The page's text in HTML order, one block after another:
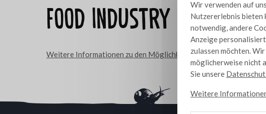
Wir verwenden auf
Nutzererlebnis bieten
notwendig, andere
Anzeige
zulassen möchten.
möglicherweise nicht
Sie unsere
Weitere
Food Industry
Weitere Informationen zu den Möglichkeiten von Bresc für die